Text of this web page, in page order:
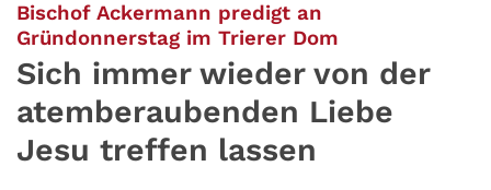
Bischof Ackermann predigt an
Gründonnerstag im Trierer Dom
Sich immer wieder von der
atemberaubenden Liebe
Jesu treffen lassen